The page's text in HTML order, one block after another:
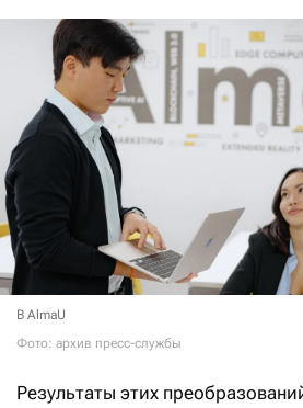
В AlmaU
Фото: архив пресс-службы
Результаты этих